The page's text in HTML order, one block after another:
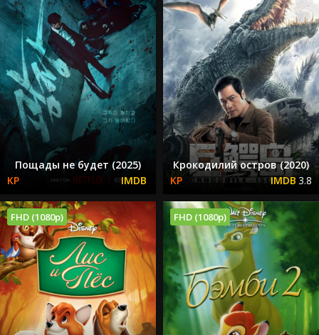
Пощады не будет (2025)
Крокодилий остров (2020)
3.8
FHD (1080p) FHD (1080p)